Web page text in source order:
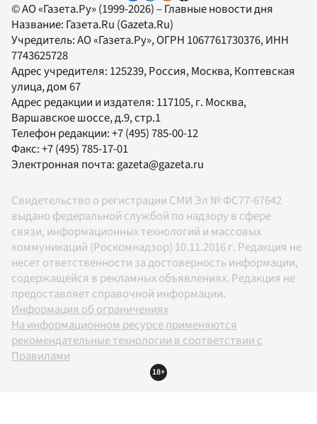
© АО «Газета.Ру» (1999-2026) – Главные новости дня
Название: Газета.Ru (Gazeta.Ru)
Учредитель:АО «Газета.Ру», ОГРН 1067761730376, ИНН
7743625728
Адрес учредителя: 125239, Россия, Москва, Коптевская
улица, дом 67
Адрес редакции и издателя: 117105, г. Москва,
Варшавское шоссе, д.9, стр.1
Телефон редакции:+7 (495) 785-00-12
Факс:+7 (495) 785-17-01
Электронная почта:gazeta@gazeta.ru
Свидетельство о регистрации СМИ Эл № ФС77-67642
выдано федеральной службой по надзору в сфере
связи, информационных технологий и массовых
коммуникаций (Роскомнадзор) 10.11.2016 г. Редакция не
несет ответственности за достоверность информации,
содержащейся в рекламных объявлениях. Редакция не
предоставляет справочной информации.
Информация об ограничениях
На информационном ресурсе применяются
рекомендательные технологии в соответствии с
Правилами
18+